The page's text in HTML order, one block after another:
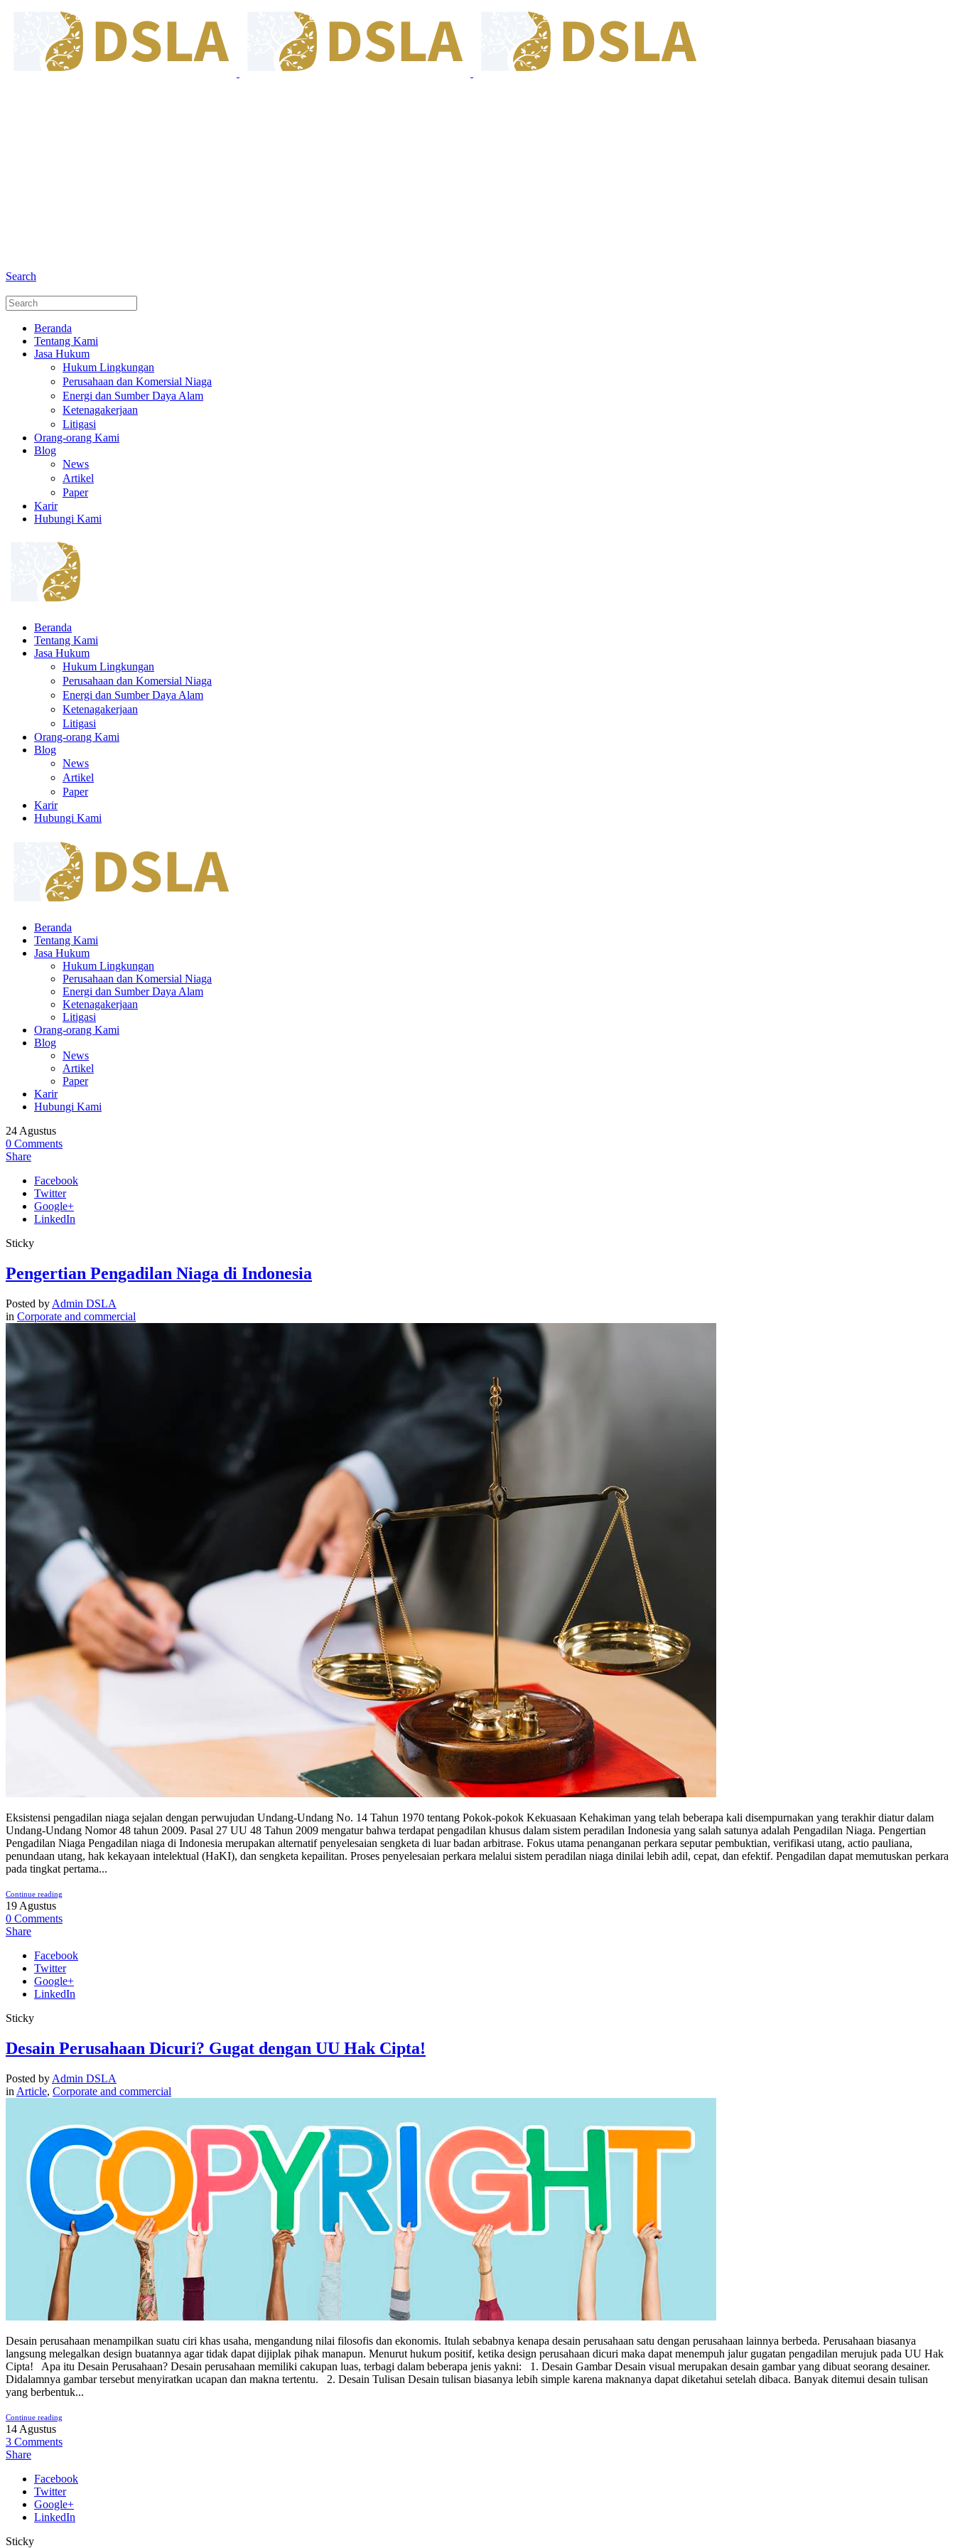
Search
Beranda
Tentang Kami
Jasa Hukum
Hukum Lingkungan
Perusahaan dan Komersial Niaga
Energi dan Sumber Daya Alam
Ketenagakerjaan
Litigasi
Orang-orang Kami
Blog
News
Artikel
Paper
Karir
Hubungi Kami
Beranda
Tentang Kami
Jasa Hukum
Hukum Lingkungan
Perusahaan dan Komersial Niaga
Energi dan Sumber Daya Alam
Ketenagakerjaan
Litigasi
Orang-orang Kami
Blog
News
Artikel
Paper
Karir
Hubungi Kami
Beranda
Tentang Kami
Jasa Hukum
Hukum Lingkungan
Perusahaan dan Komersial Niaga
Energi dan Sumber Daya Alam
Ketenagakerjaan
Litigasi
Orang-orang Kami
Blog
News
Artikel
Paper
Karir
Hubungi Kami
24 Agustus
0 Comments
Share
Facebook
Twitter
Google+
LinkedIn
Sticky
Pengertian Pengadilan Niaga di Indonesia
Posted by Admin DSLA
in Corporate and commercial
Eksistensi pengadilan niaga sejalan dengan perwujudan Undang-Undang No. 14 Tahun 1970 tentang Pokok-pokok Kekuasaan Kehakiman yang telah beberapa kali disempurnakan yang terakhir diatur dalam
Undang-Undang Nomor 48 tahun 2009. Pasal 27 UU 48 Tahun 2009 mengatur bahwa terdapat pengadilan khusus dalam sistem peradilan Indonesia yang salah satunya adalah Pengadilan Niaga. Pengertian
Pengadilan Niaga Pengadilan niaga di Indonesia merupakan alternatif penyelesaian sengketa di luar badan arbitrase. Fokus utama penanganan perkara seputar pembuktian, verifikasi utang, actio pauliana,
penundaan utang, hak kekayaan intelektual (HaKI), dan sengketa kepailitan. Proses penyelesaian perkara melalui sistem peradilan niaga dinilai lebih adil, cepat, dan efektif. Pengadilan dapat memutuskan perkara
pada tingkat pertama...
Continue reading
19 Agustus
0 Comments
Share
Facebook
Twitter
Google+
LinkedIn
Sticky
Desain Perusahaan Dicuri? Gugat dengan UU Hak Cipta!
Posted by Admin DSLA
in Article, Corporate and commercial
Desain perusahaan menampilkan suatu ciri khas usaha, mengandung nilai filosofis dan ekonomis. Itulah sebabnya kenapa desain perusahaan satu dengan perusahaan lainnya berbeda. Perusahaan biasanya
langsung melegalkan design buatannya agar tidak dapat dijiplak pihak manapun. Menurut hukum positif, ketika design perusahaan dicuri maka dapat menempuh jalur gugatan pengadilan merujuk pada UU Hak
Cipta! Apa itu Desain Perusahaan? Desain perusahaan memiliki cakupan luas, terbagi dalam beberapa jenis yakni: 1. Desain Gambar Desain visual merupakan desain gambar yang dibuat seorang desainer.
Didalamnya gambar tersebut menyiratkan ucapan dan makna tertentu. 2. Desain Tulisan Desain tulisan biasanya lebih simple karena maknanya dapat diketahui setelah dibaca. Banyak ditemui desain tulisan
yang berbentuk...
Continue reading
14 Agustus
3 Comments
Share
Facebook
Twitter
Google+
LinkedIn
Sticky